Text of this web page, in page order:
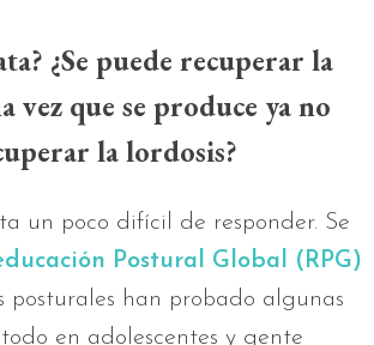
¿Se puede recuperar la
vez que se produce ya no
la lordosis?
un poco difícil de responder. Se
Postural Global (RPG)
posturales han probado algunas
en adolescentes y gente